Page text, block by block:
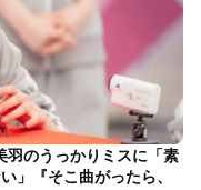
羽のうっかりミスに「素
」『そこ曲がったら、